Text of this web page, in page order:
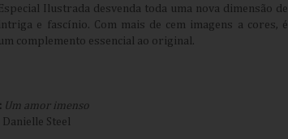
Especial Ilustrada desvenda toda uma nova dimensão de
intriga e fascínio. Com mais de cem imagens a cores, é
um complemento essencial ao original.
Um amor imenso
Danielle Steel